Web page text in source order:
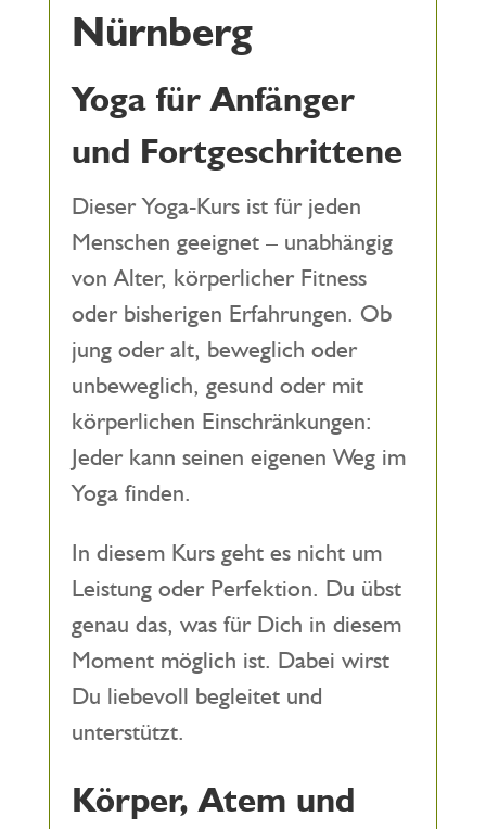
Nürnberg
Yoga für Anfänger
und Fortgeschrittene
Dieser Yoga-Kurs ist für jeden
Menschen geeignet – unabhängig
von Alter, körperlicher Fitness
oder bisherigen Erfahrungen. Ob
jung oder alt, beweglich oder
unbeweglich, gesund oder mit
körperlichen Einschränkungen:
Jeder kann seinen eigenen Weg im
Yoga finden.
In diesem Kurs geht es nicht um
Leistung oder Perfektion. Du übst
genau das, was für Dich in diesem
Moment möglich ist. Dabei wirst
Du liebevoll begleitet und
unterstützt.
Körper, Atem und